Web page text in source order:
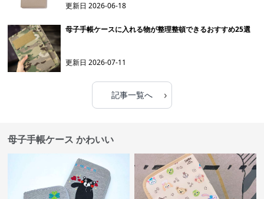
更新日2026-06-18
母子手帳ケースに入れる物が整理整頓できるおすすめ25選
更新日2026-07-11
記事一覧へ ›
母子手帳ケース かわいい